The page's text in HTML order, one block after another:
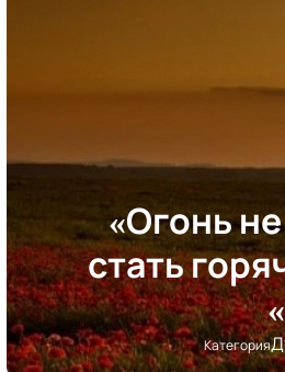
«Огонь
стать
Категория